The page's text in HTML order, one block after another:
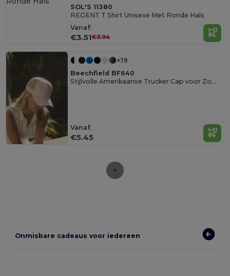
SOL'S 11380
REGENT T Shirt Unisexe Met Ronde Hals
Vanaf:
€3.51€3.94
+19
Beechfield BF640
Stijlvolle Amerikaanse Trucker Cap voor Zomer
Vanaf:
€5.45
Onmisbare cadeaus voor iedereen